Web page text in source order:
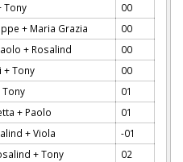
Tony
00
+ Maria Grazia
00
+ Rosalind
00
+ Tony
00
Tony
01
+ Paolo
01
+ Viola
-01
+ Tony
02